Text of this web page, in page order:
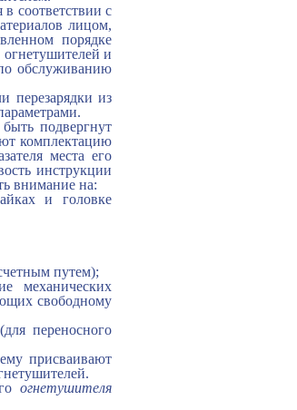
соответствии с
лицом,
порядке
и
обслуживанию
перезарядки из
подвергнут
комплектацию
места его
инструкции
внимание на:
и головке
путем);
механических
свободному
переносного
присваивают
огнетушителя